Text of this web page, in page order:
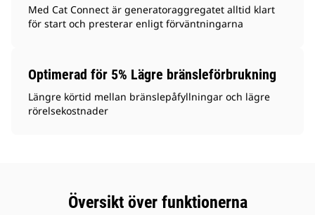
Med Cat Connect är generatoraggregatet alltid klart
för start och presterar enligt förväntningarna
Optimerad för 5% Lägre bränsleförbrukning
Längre körtid mellan bränslepåfyllningar och lägre
rörelsekostnader
Översikt över funktionerna